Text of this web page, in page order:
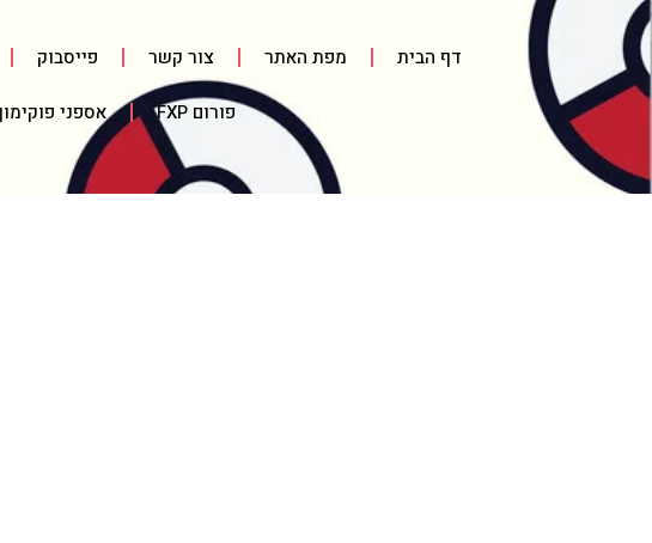
דף הבית מפת האתר צור קשר פייסבוק
פורום FXP אספני פוקימון